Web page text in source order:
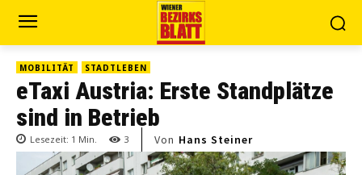
MOBILITÄT STADTLEBEN
eTaxi Austria: Erste Standplätze
sind in Betrieb
Lesezeit: 1 Min. 3 Von Hans Steiner